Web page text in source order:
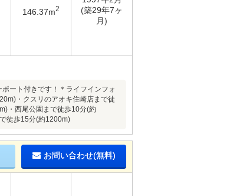
146.37m2
(築29年7ヶ
月)
ート付きです！＊ライフインフォ
・クスリのアオキ住崎店まで徒
・西尾公園まで徒歩10分(約
徒歩15分(約1200m)
お問い合わせ(無料)